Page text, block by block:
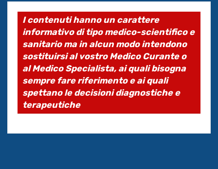
I contenuti hanno un carattere
informativo di tipo medico-scientifico e
sanitario ma in alcun modo intendono
sostituirsi al vostro Medico Curante o
al Medico Specialista, ai quali bisogna
sempre fare riferimento e ai quali
spettano le decisioni diagnostiche e
terapeutiche